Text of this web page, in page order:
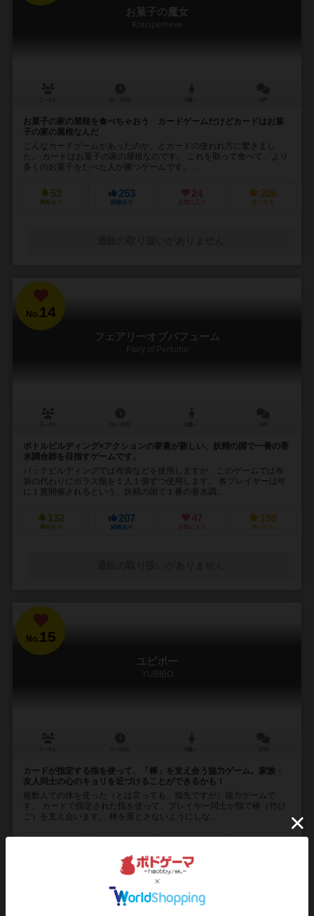
お菓子の魔女
Knusperhexe
お菓子の家の屋根を食べちゃおう カードゲームだけどカードはお菓
子の家の屋根なんだ
こんなカードゲームがあったのか、とカードの使われ方に驚きまし
た。 カードはお菓子の家の屋根なのです。 これを取って食べて、より
多くのお菓子をたべた人が勝つゲームです。 ...
52
興味あり
253
経験あり
24
お気に入り
206
持ってる
No.14
フェアリーオブパフューム
Fairy of Perfume
ボトルピルディング×アクションの要素が新しい、妖精の国で一番の香
水調合師を目指すゲームです。
パックビルディングでは布袋などを使用しますが、このゲームでは布
袋の代わりにガラス瓶を１人１個ずつ使用します。 各プレイヤーは年
に１度開催されるという、妖精の国で１番の香水調...
132
興味あり
207
経験あり
47
お気に入り
158
持ってる
No.15
ユビボー
YUBIBO
カードが指定する指を使って、「棒」を支え合う協力ゲーム。家族・
友人同士の心のキョリを近づけることができるかも！
複数人での体を使った（とは言っても、指先ですが）協力ゲームで
す。 カードで指定された指を使って、プレイヤー同士が指で棒（竹ひ
ご）を支え合います。 棒を落とさないようにしな...
カートに追加する
2,420円（税込）